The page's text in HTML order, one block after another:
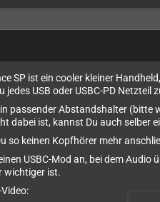
SP ist ein cooler kleiner
jedes USB oder USBC-PD Netzteil
passender Abstandshalter (bitte
dabei ist, kannst Du auch selber
so keinen Kopfhörer mehr
USBC-Mod an, bei dem
wichtiger ist.